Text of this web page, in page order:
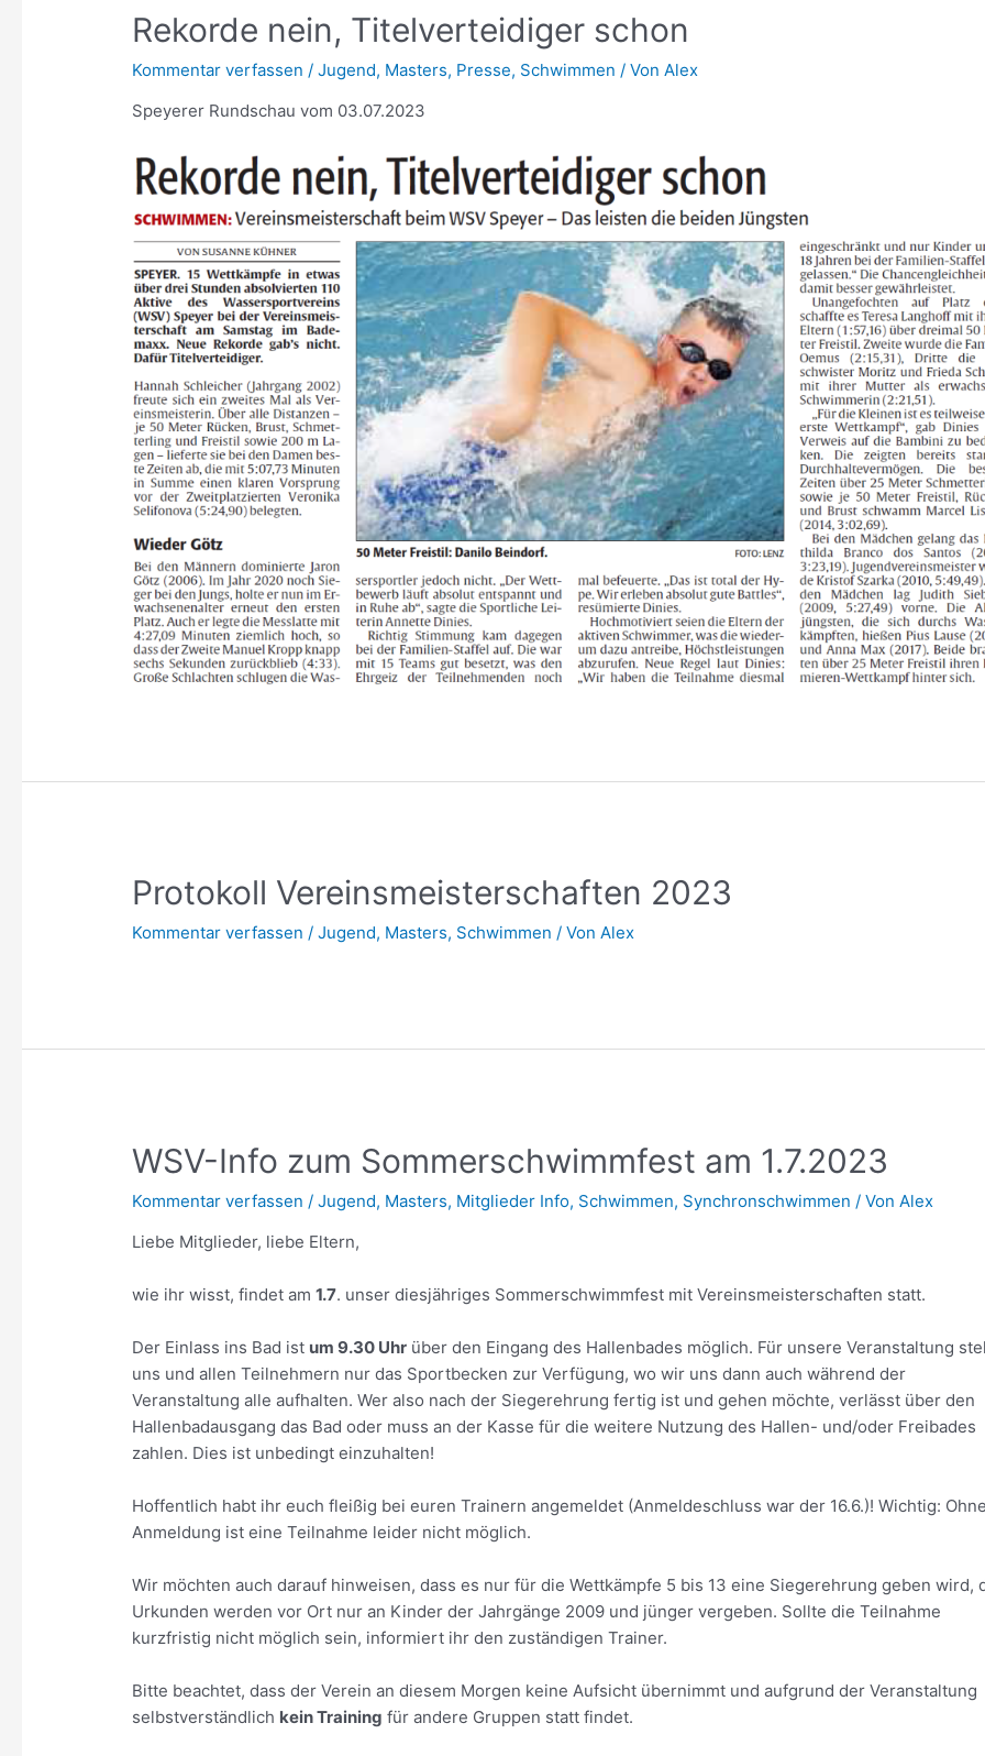
Rekorde nein, Titelverteidiger schon
Kommentar verfassen /Jugend, Masters, Presse, Schwimmen / VonAlex
Speyerer Rundschau vom 03.07.2023
Protokoll Vereinsmeisterschaften 2023
Kommentar verfassen /Jugend, Masters, Schwimmen / VonAlex
WSV-Info zum Sommerschwimmfest am 1.7.2023
Kommentar verfassen /Jugend, Masters, Mitglieder Info, Schwimmen, Synchronschwimmen / Von Alex
Liebe Mitglieder, liebe Eltern,
wie ihr wisst, findet am1.7. unser diesjähriges Sommerschwimmfest mit Vereinsmeisterschaften statt.
Der Einlass ins Bad ist um 9.30 Uhr über den Eingang des Hallenbades möglich. Für unsere Veranstaltung
uns und allen Teilnehmern nur das Sportbecken zur Verfügung, wo wir uns dann auch während der
Veranstaltung alle aufhalten. Wer also nach der Siegerehrung fertig ist und gehen möchte, verlässt über den
Hallenbadausgang das Bad oder muss an der Kasse für die weitere Nutzung des Hallen- und/oder Freibades
zahlen. Dies ist unbedingt einzuhalten!
Hoffentlich habt ihr euch fleißig bei euren Trainern angemeldet (Anmeldeschluss war der 16.6.)! Wichtig: Ohne
Anmeldung ist eine Teilnahme leider nicht möglich.
Wir möchten auch darauf hinweisen, dass es nur für die Wettkämpfe 5 bis 13 eine Siegerehrung geben wird,
Urkunden werden vor Ort nur an Kinder der Jahrgänge 2009 und jünger vergeben. Sollte die Teilnahme
kurzfristig nicht möglich sein, informiert ihr den zuständigen Trainer.
Bitte beachtet, dass der Verein an diesem Morgen keine Aufsicht übernimmt und aufgrund der Veranstaltung
selbstverständlich kein Training für andere Gruppen statt findet.